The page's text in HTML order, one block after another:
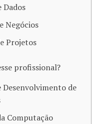
Dados
Negócios
Projetos
profissional?
Desenvolvimento de
Computação